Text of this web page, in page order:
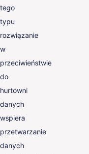
tego
typu
rozwiązanie
w
przeciwieństwie
do
hurtowni
danych
wspiera
przetwarzanie
danych